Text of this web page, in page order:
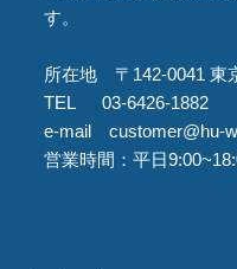
す。
所在地 〒142-0041 東
TEL 03-6426-1882
e-mail customer@hu-
営業時間：平日